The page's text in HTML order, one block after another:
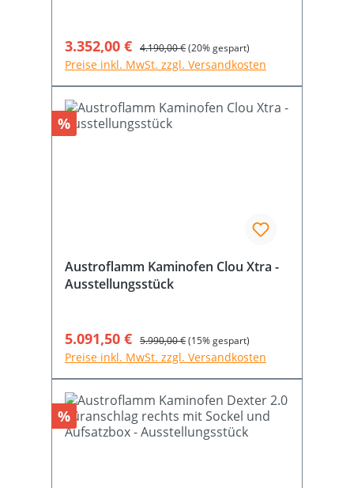
Verkaufspreis:
3.352,00 € Regulärer Preis:
4.190,00 €(20% gespart)
Preise inkl. MwSt. zzgl. Versandkosten
Rabatt
%
Austroflamm Kaminofen Clou Xtra -
Ausstellungsstück
Verkaufspreis:
5.091,50 € Regulärer Preis:
5.990,00 €(15% gespart)
Preise inkl. MwSt. zzgl. Versandkosten
Rabatt
%